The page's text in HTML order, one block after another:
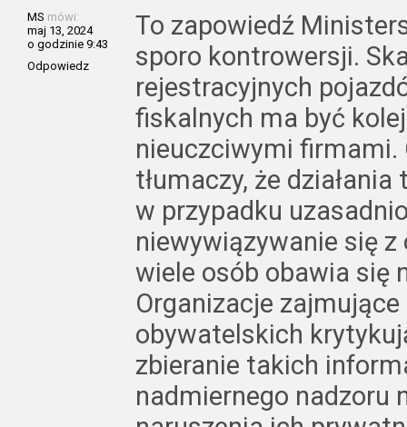
MS mówi:
maj 13, 2024
o godzinie 9:43
Odpowiedz
To zapowiedź
sporo kontrowersji.
rejestracyjnych
fiskalnych ma być
nieuczciwymi
tłumaczy, że
w przypadku
niewywiązywanie się
wiele osób obawia się
Organizacje
obywatelskich
zbieranie takich
nadmiernego nadzoru